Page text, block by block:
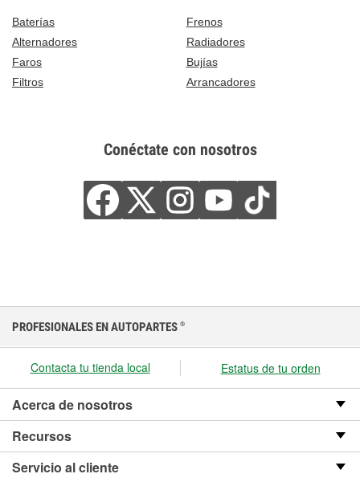
Baterías
Frenos
Alternadores
Radiadores
Faros
Bujías
Filtros
Arrancadores
Conéctate con nosotros
PROFESIONALES EN AUTOPARTES ®
Contacta tu tienda local Estatus de tu orden
Acerca de nosotros
Recursos
Servicio al cliente